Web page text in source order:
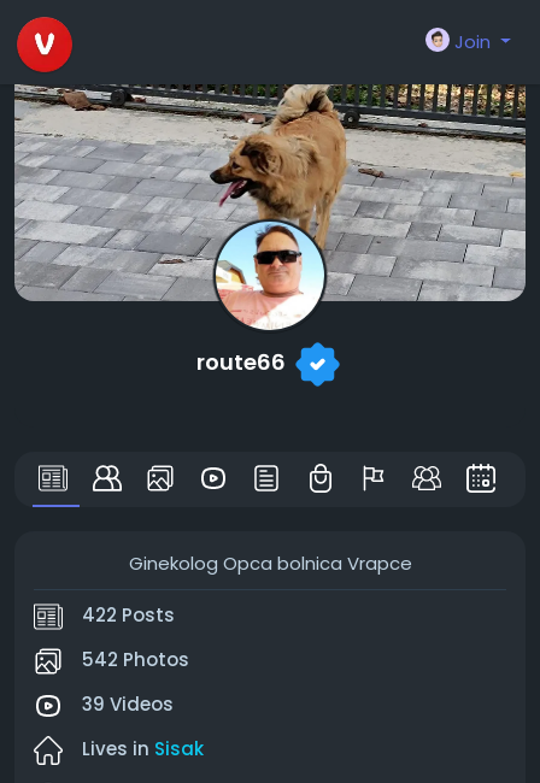
Join
route66
Ginekolog Opca bolnica Vrapce
422 Posts
542 Photos
39 Videos
Lives in Sisak